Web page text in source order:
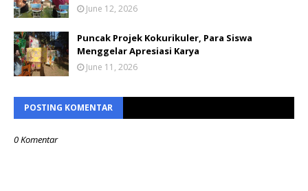
June 12, 2026
Puncak Projek Kokurikuler, Para Siswa
Menggelar Apresiasi Karya
June 11, 2026
POSTING KOMENTAR
0 Komentar